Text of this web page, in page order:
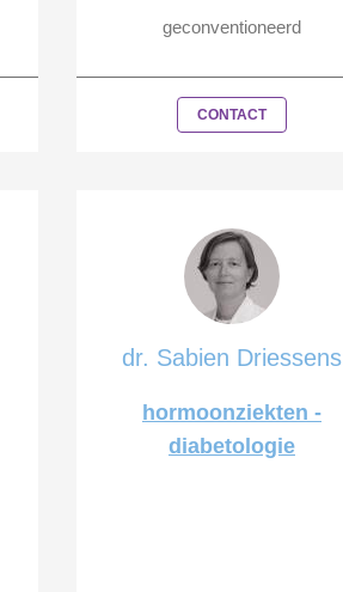
geconventioneerd
CONTACT
dr. Sabien Driessens
hormoonziekten -
diabetologie